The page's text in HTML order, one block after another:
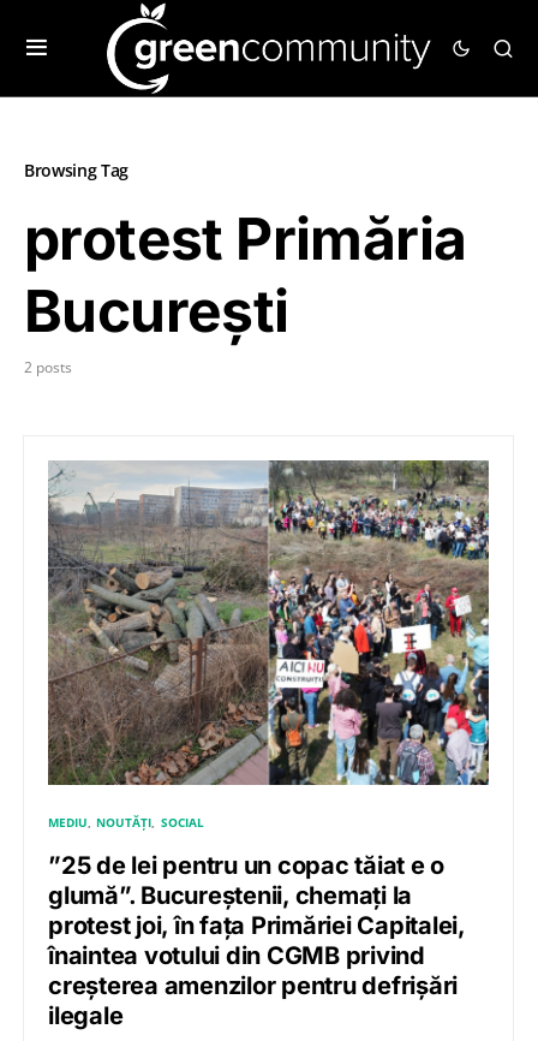
Browsing Tag
protest Primăria
București
2 posts
MEDIU NOUTĂȚI SOCIAL
”25 de lei pentru un copac tăiat e o
glumă”. Bucureștenii, chemați la
protest joi, în fața Primăriei Capitalei,
înaintea votului din CGMB privind
creșterea amenzilor pentru defrișări
ilegale